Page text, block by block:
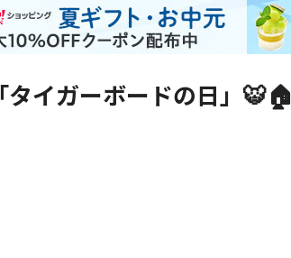
イガーボードの日」🐯🏠